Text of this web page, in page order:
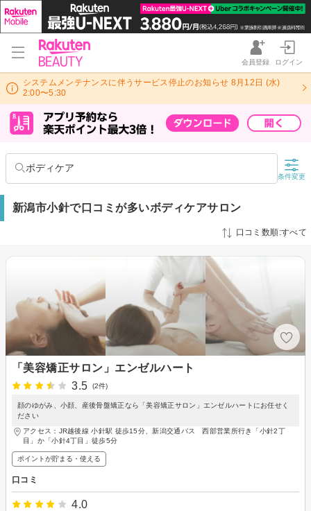
会員登録 ログイン
システムメンテナンスに伴うサービス停止のお知らせ 8月12日 (水)
2:00〜5:30
ボディケア
条件変更
新潟市小針で口コミが多いボディケアサロン
口コミ数順:すべて
「美容矯正サロン」エンゼルハート
3.5
(2件)
顔のゆがみ、小顔、産後骨盤矯正なら「美容矯正サロン」エンゼルハートにお任せく
ださい
アクセス：JR越後線 小針駅 徒歩15分、新潟交通バス 西部営業所行き「小針2丁
目」か「小針4丁目」徒歩5分
ポイントが貯まる・使える
口コミ
4.0